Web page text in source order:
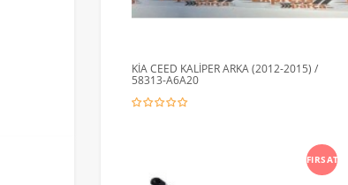
KİA CEED KALİPER ARKA (2012-2015) /
58313-A6A20
FIRSAT